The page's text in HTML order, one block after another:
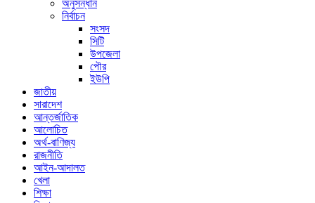
অনুসন্ধান
নির্বাচন
সংসদ
সিটি
উপজেলা
পৌর
ইউপি
জাতীয়
সারাদেশ
আন্তর্জাতিক
আলোচিত
অর্থ-বাণিজ্য
রাজনীতি
আইন-আদালত
খেলা
শিক্ষা